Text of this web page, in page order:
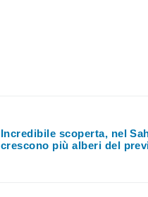
Incredibile scoperta, nel
crescono più alberi del